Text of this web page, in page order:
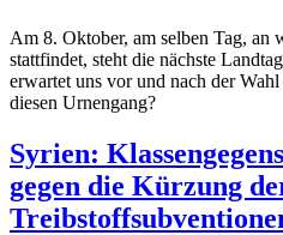
Am 8. Oktober, am selben Tag, an
stattfindet, steht die nächste
erwartet uns vor und nach der
diesen Urnengang?
Syrien:
gegen die Kürzung